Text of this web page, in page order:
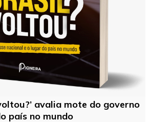
avalia mote do governo
país no mundo